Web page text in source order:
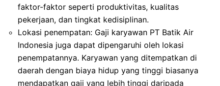
faktor-faktor seperti produktivitas, kualitas
pekerjaan, dan tingkat kedisiplinan.
Lokasi penempatan: Gaji karyawan PT Batik Air
Indonesia juga dapat dipengaruhi oleh lokasi
penempatannya. Karyawan yang ditempatkan di
daerah dengan biaya hidup yang tinggi biasanya
mendapatkan gaji yang lebih tinggi daripada